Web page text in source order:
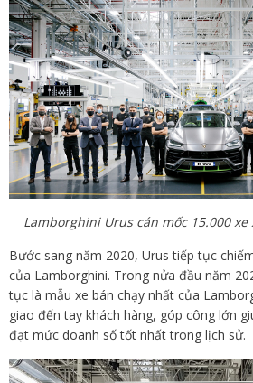
Lamborghini Urus cán mốc 15.000
Bước sang năm 2020, Urus tiếp tục
của Lamborghini. Trong nửa đầu năm
tục là mẫu xe bán chạy nhất của
giao đến tay khách hàng, góp công lớn
đạt mức doanh số tốt nhất trong lịch sử.